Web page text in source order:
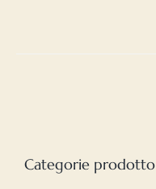
Categorie prodotto